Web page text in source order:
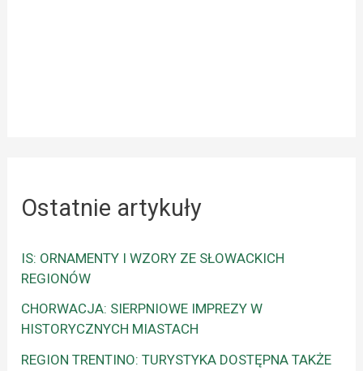
Ostatnie artykuły
IS: ORNAMENTY I WZORY ZE SŁOWACKICH
REGIONÓW
CHORWACJA: SIERPNIOWE IMPREZY W
HISTORYCZNYCH MIASTACH
REGION TRENTINO: TURYSTYKA DOSTĘPNA TAKŻE